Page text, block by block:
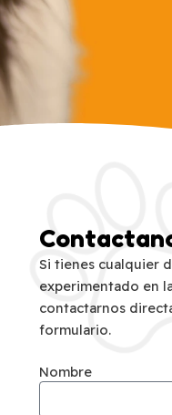
Si tienes cualquier
experimentado en
contactarnos
formulario.
Nombre